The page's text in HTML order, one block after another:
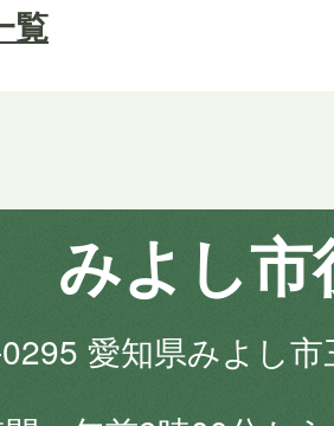
覧
みよし市
愛知県みよし